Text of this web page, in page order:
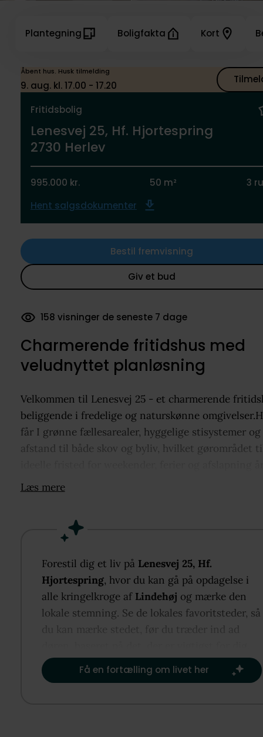
Åbent hus. Husk tilmelding
9. aug. kl. 17.00 - 17.20
Fritidsbolig
Lenesvej 25, Hf. Hjortespring
2730 Herlev
995.000 kr. 50 m²
3
Hent salgsdokumenter
Giv et bud
Bestil fremvisning
Plantegning Boligfakta Kort
158 visninger de seneste 7 dage
Charmerende fritidshus med
veludnyttet planløsning
Velkommen til Lenesvej 25 - et charmerende
beliggende i fredelige og naturskønne
får I grønne fællesarealer, hyggelige stisystemer
afstand til både skov og byliv, hvilket gørområdet
rundt.
med to gode værelser samt en rummelig hems,
opbevaring og gør boligen særligt attraktiv forbåde
børnefamilien og parret, der ønsker plads til
overnattende gæster.
Indretningen rummer entré, et pænt badeværelse
forbindelse med opholdsstuen. Her skaber de store
opholdsrum en hyggelig ramme om samværetmed
Læs mere
Forestil dig et liv på Lenesvej 25, Hf.
Hjortespring, hvor du kan gå på opdagelse i
alle kringelkroge af Lindehøj og mærke den
lokale stemning. Se de lokales favoritsteder, så
du kan mærke stedet, før du træder ind ad
Få en fortælling om livet her